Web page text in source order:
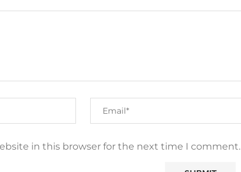
in this browser for the next time I comment.